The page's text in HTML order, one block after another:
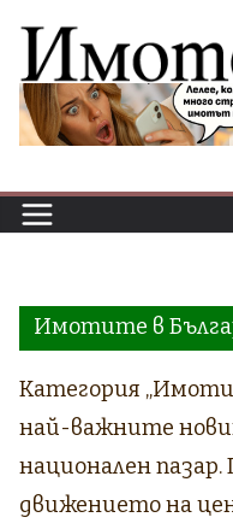
content
Имотите в
Категория
най-важните
национален
движението на